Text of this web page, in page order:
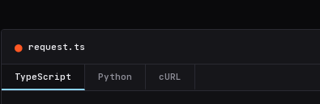
● request. ts
TypeScript Python cURL